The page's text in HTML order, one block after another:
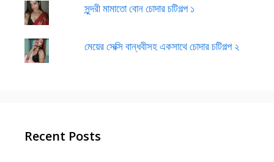
সুন্দরী মামাতো বোন চোদার চটিগল্প ১
মেয়ের সেক্সি বান্ধবীসহ একসাথে চোদার চটিগল্প ২
Recent Posts